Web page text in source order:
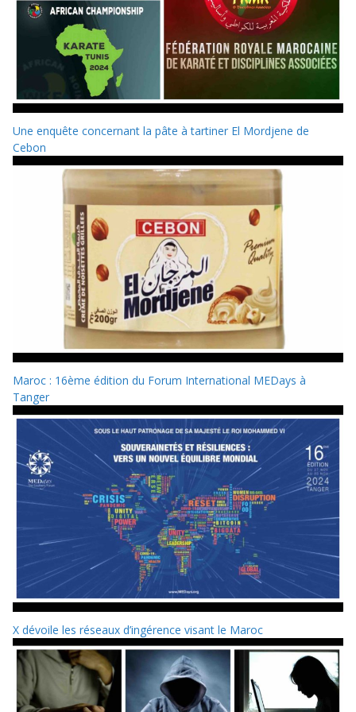
Une enquête concernant la pâte à tartiner El Mordjene de
Cebon
Maroc : 16ème édition du Forum International MEDays à
Tanger
X dévoile les réseaux d’ingérence visant le Maroc